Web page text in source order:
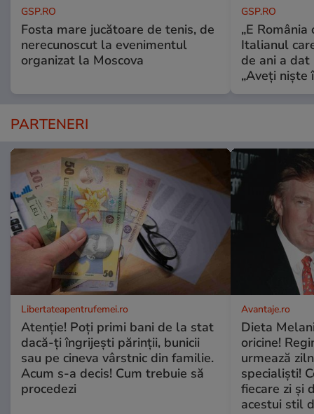
GSP.RO
Fosta mare jucătoare de tenis, de
nerecunoscut la evenimentul
organizat la Moscova
GSP.RO
„E
Italianul
de ani a
„Aveți niște
PARTENERI
Libertateapentrufemei.ro
Atenție! Poți primi bani de la stat
dacă-ți îngrijești părinții, bunicii
sau pe cineva vârstnic din familie.
Acum s-a decis! Cum trebuie să
procedezi
Avantaje.ro
Dieta
oricine!
urmează
specialiști!
fiecare zi și
acestui stil